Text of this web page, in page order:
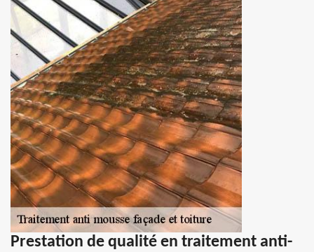
Prestation de qualité en traitement anti-